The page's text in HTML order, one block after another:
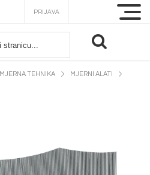
PRIJAVA
MJERNA TEHNIKA
MJERNI ALATI